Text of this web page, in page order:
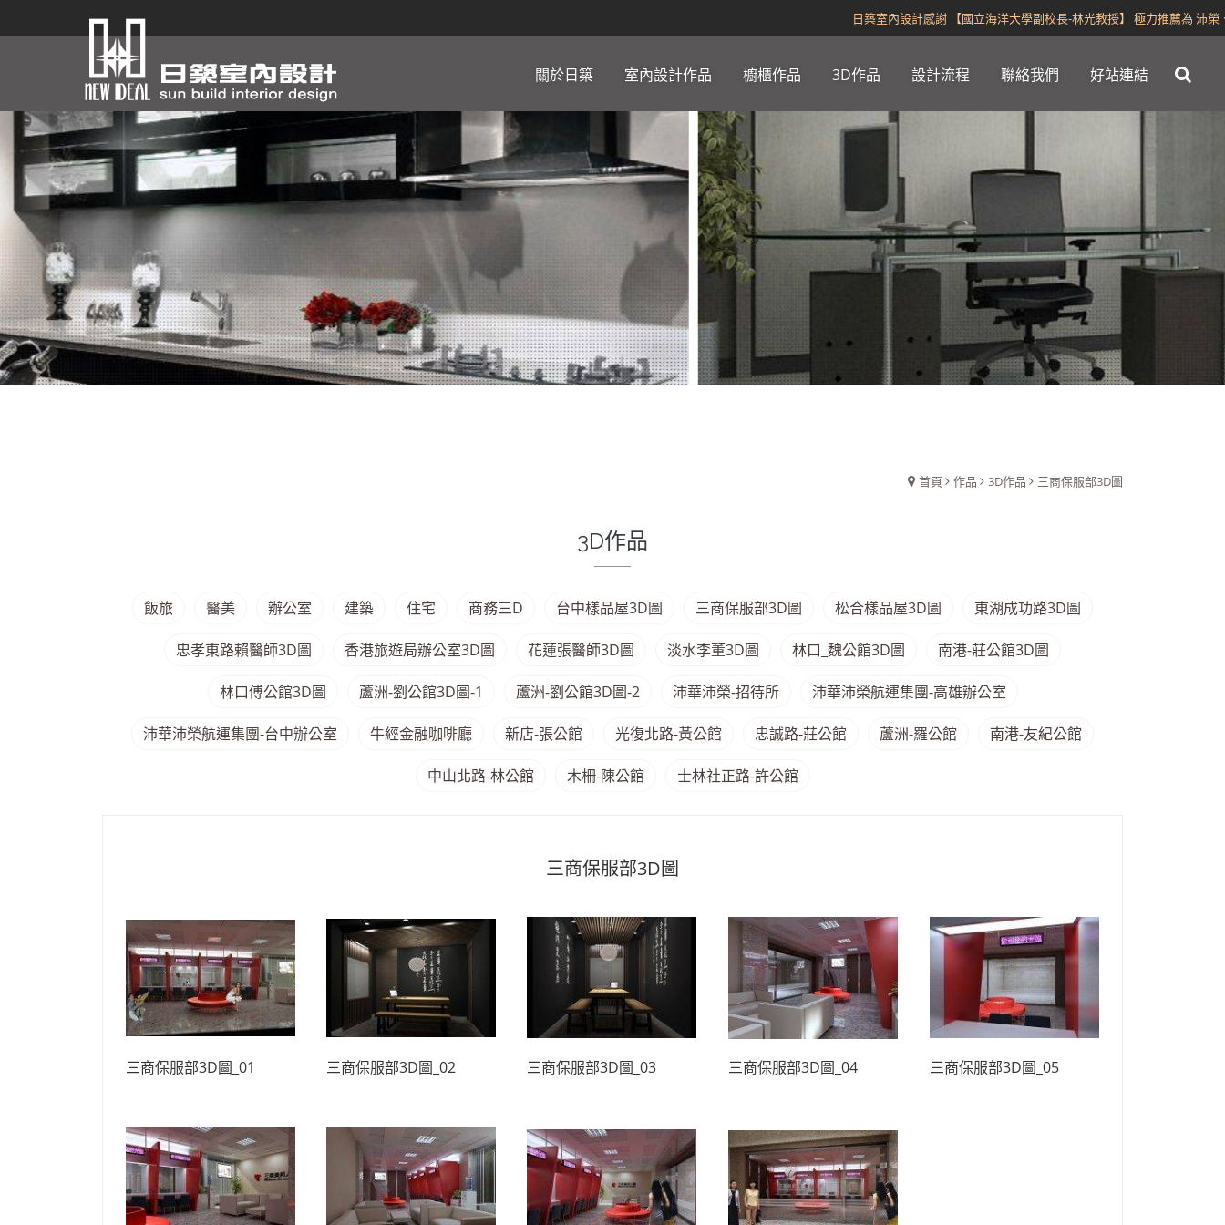
日築室內設計感謝 【國立海洋大學副校長-林光教授】 極力推薦為 沛榮、
關於日築 室內設計作品 櫥櫃作品 3D作品 設計流程 聯絡我們 好站連結
首頁 作品 3D作品 三商保服部3D圖
3D作品
飯旅 醫美 辦公室 建築 住宅 商務三D 台中樣品屋3D圖 三商保服部3D圖 松合樣品屋3D圖 東湖成功路3D圖
忠孝東路賴醫師3D圖 香港旅遊局辦公室3D圖 花蓮張醫師3D圖 淡水李董3D圖 林口_魏公館3D圖 南港-莊公館3D圖
林口傅公館3D圖 蘆洲-劉公館3D圖-1 蘆洲-劉公館3D圖-2 沛華沛榮-招待所 沛華沛榮航運集團-高雄辦公室
沛華沛榮航運集團-台中辦公室 牛經金融咖啡廳 新店-張公館 光復北路-黃公館 忠誠路-莊公館 蘆洲-羅公館 南港-友紀公館
中山北路-林公館 木柵-陳公館 士林社正路-許公館
三商保服部3D圖
三商保服部3D圖_01 三商保服部3D圖_02 三商保服部3D圖_03 三商保服部3D圖_04 三商保服部3D圖_05